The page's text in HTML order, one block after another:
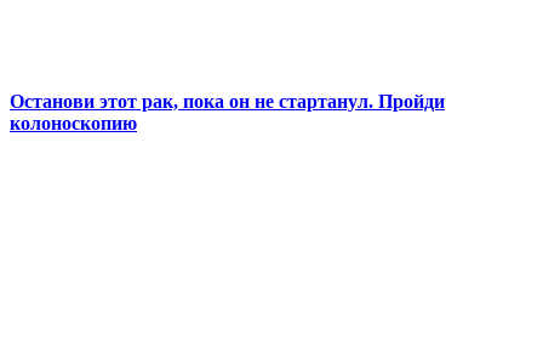
Останови этот рак, пока он не стартанул. Пройди
колоноскопию